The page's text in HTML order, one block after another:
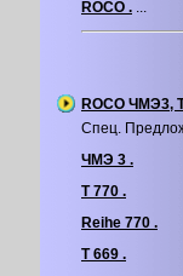
ROCO . ...
ROCO ЧМЭ3,
Спец.
ЧМЭ 3 .
T 770 .
Reihe 770 .
T 669 .